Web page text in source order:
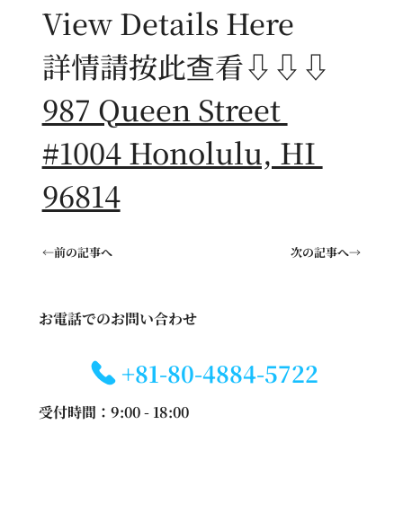
View Details Here
詳情請按此查看⇩⇩⇩
987 Queen Street
#1004 Honolulu, HI
96814
←前の記事へ 次の記事へ→
お電話でのお問い合わせ
+81-80-4884-5722
受付時間：9:00 - 18:00